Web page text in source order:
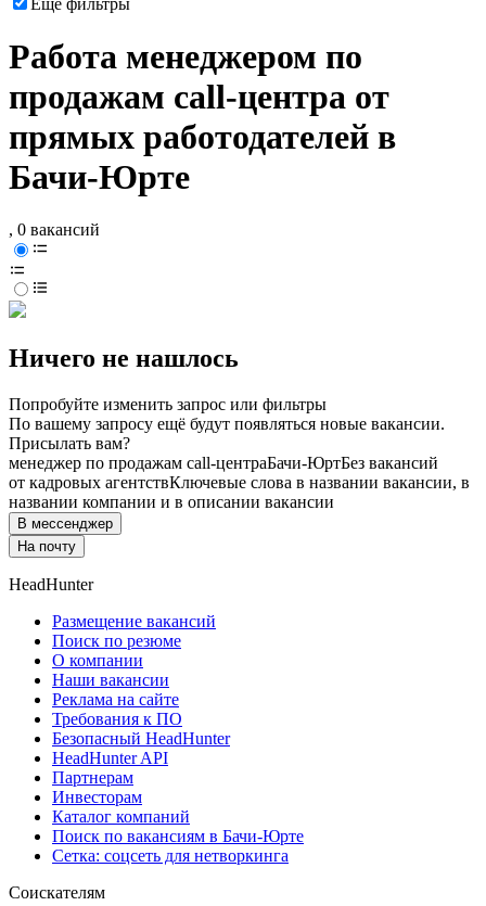
Работа менеджером по
продажам call-центра от
прямых работодателей в
Бачи-Юрте
, 0 вакансий
Ничего не нашлось
Попробуйте изменить запрос или фильтры
По вашему запросу ещё будут появляться новые вакансии.
Присылать вам?
менеджер по продажам call-центраБачи-ЮртБез вакансий
от кадровых агентствКлючевые слова в названии вакансии, в
названии компании и в описании вакансии
В мессенджер
На почту
HeadHunter
Размещение вакансий
Поиск по резюме
О компании
Наши вакансии
Реклама на сайте
Требования к ПО
Безопасный HeadHunter
HeadHunter API
Партнерам
Инвесторам
Каталог компаний
Поиск по вакансиям в Бачи-Юрте
Сетка: соцсеть для нетворкинга
Соискателям